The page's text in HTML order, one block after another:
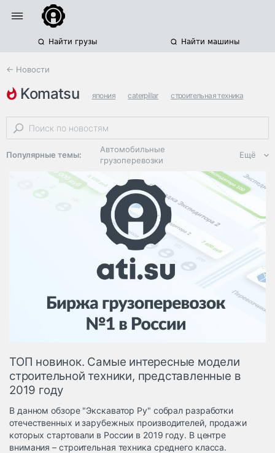
Найти грузы Найти машины
← Новости
komatsu япония caterpillar строительная техника
Популярные темы:
Автомобильные
грузоперевозки
Региональная
логистика
ЭДО, ИТ в
логистике
Дороги,
инфраструктура
Логистика, грузы
Негабаритные и
опасные грузы
Безопасность и
Таможня и ВЭД
терминалы
Коммерческий
транспорт
Ещё
ТОП новинок. Самые интересные модели
строительной техники, представленные в
2019 году
В данном обзоре "Экскаватор Ру" собрал разработки
отечественных и зарубежных производителей, продажи
которых стартовали в России в 2019 году. В центре
внимания – строительная техника среднего класса.